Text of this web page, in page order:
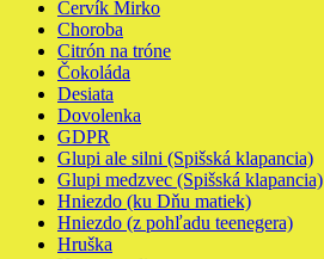
Červík Mirko
Choroba
Citrón na tróne
Čokoláda
Desiata
Dovolenka
GDPR
Glupi ale silni (Spišská klapancia)
Glupi medzvec (Spišská klapancia)
Hniezdo (ku Dňu matiek)
Hniezdo (z pohľadu teenegera)
Hruška